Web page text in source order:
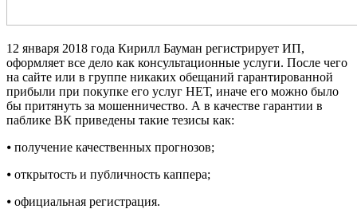
12 января 2018 года Кирилл Бауман регистрирует ИП,
оформляет все дело как консультационные услуги. После чего
на сайте или в группе никаких обещаний гарантированной
прибыли при покупке его услуг НЕТ, иначе его можно было
бы притянуть за мошенничество. А в качестве гарантии в
паблике ВК приведены такие тезисы как:
⦁ получение качественных прогнозов;
⦁ открытость и публичность каппера;
⦁ официальная регистрация.